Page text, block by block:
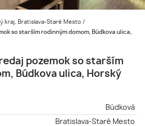
kraj, Bratislava-Staré Mesto /
so starším rodinným domom, Búdkova ulica,
pozemok so starším
Búdkova ulica, Horský
Búdková
Bratislava-Staré Mesto